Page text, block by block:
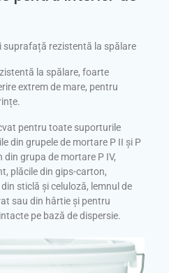
suprafață rezistentă la spălare
la spălare, foarte
extrem de mare, pentru
pentru toate suporturile
din grupele de mortare P II și P
grupa de mortare P IV,
plăcile din gips-carton,
sticlă și celuloză, lemnul de
sau din hârtie și pentru
pe bază de dispersie.